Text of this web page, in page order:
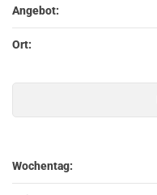
Angebot:
Ort:
Wochentag: